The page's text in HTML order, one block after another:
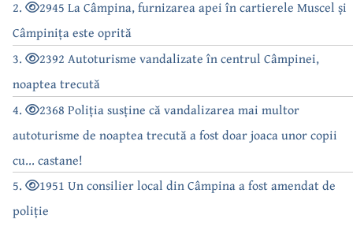
2.
2945 La Câmpina, furnizarea apei în cartierele Muscel și
Câmpinița este oprită
3.
2392 Autoturisme vandalizate în centrul Câmpinei,
noaptea trecută
4.
2368 Poliția susține că vandalizarea mai multor
autoturisme de noaptea trecută a fost doar joaca unor copii
cu... castane!
5.
1951 Un consilier local din Câmpina a fost amendat de
poliție